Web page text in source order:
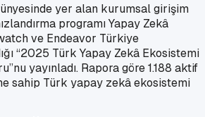
yer alan kurumsal girişim
programı Yapay Zekâ
ve Endeavor Türkiye
“2025 Türk Yapay Zekâ Ekosistemi
yayınladı. Rapora göre 1.188 aktif
sahip Türk yapay zekâ ekosistemi